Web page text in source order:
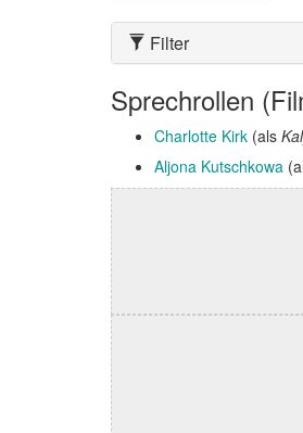
Filter
Sprechrollen
Charlotte Kirk (als
Aljona Kutschkowa